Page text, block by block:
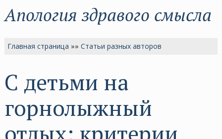
Апология здравого смысла
Главная страница »»Статьи разных авторов
С детьми на
горнолыжный
отдых: критерии